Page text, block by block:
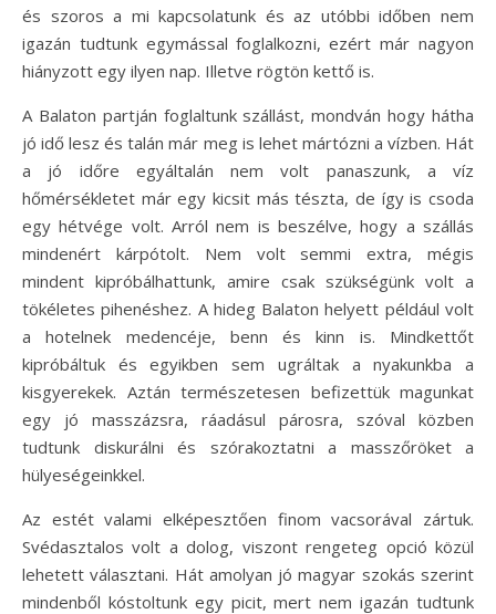
és szoros a mi kapcsolatunk és az utóbbi időben nem
igazán tudtunk egymással foglalkozni, ezért már nagyon
hiányzott egy ilyen nap. Illetve rögtön kettő is.
A Balaton partján foglaltunk szállást, mondván hogy hátha
jó idő lesz és talán már meg is lehet mártózni a vízben. Hát
a jó időre egyáltalán nem volt panaszunk, a víz
hőmérsékletet már egy kicsit más tészta, de így is csoda
egy hétvége volt. Arról nem is beszélve, hogy a szállás
mindenért kárpótolt. Nem volt semmi extra, mégis
mindent kipróbálhattunk, amire csak szükségünk volt a
tökéletes pihenéshez. A hideg Balaton helyett például volt
a hotelnek medencéje, benn és kinn is. Mindkettőt
kipróbáltuk és egyikben sem ugráltak a nyakunkba a
kisgyerekek. Aztán természetesen befizettük magunkat
egy jó masszázsra, ráadásul párosra, szóval közben
tudtunk diskurálni és szórakoztatni a masszőröket a
hülyeségeinkkel.
Az estét valami elképesztően finom vacsorával zártuk.
Svédasztalos volt a dolog, viszont rengeteg opció közül
lehetett választani. Hát amolyan jó magyar szokás szerint
mindenből kóstoltunk egy picit, mert nem igazán tudtunk